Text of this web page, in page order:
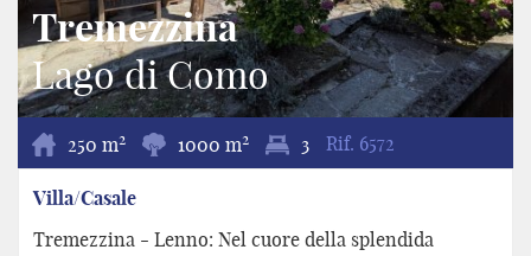
Tremezzina
Lago di Como
250 m2 1000 m2 3 Rif. 6572
Villa/Casale
Tremezzina - Lenno: Nel cuore della splendida